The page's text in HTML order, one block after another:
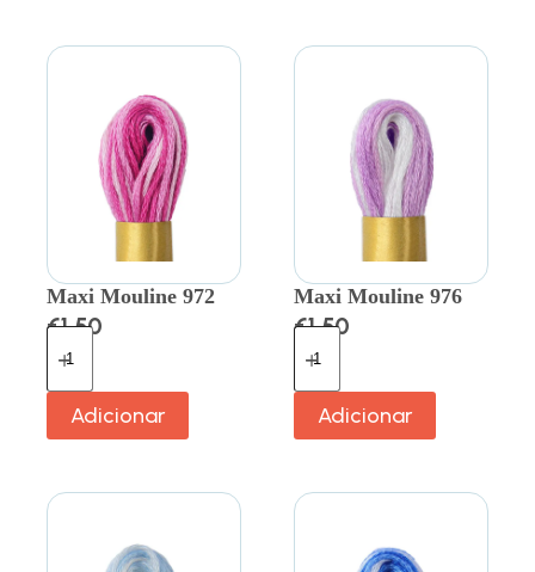
Maxi Mouline 972
€1.50
Adicionar
Maxi Mouline 976
€1.50
Adicionar